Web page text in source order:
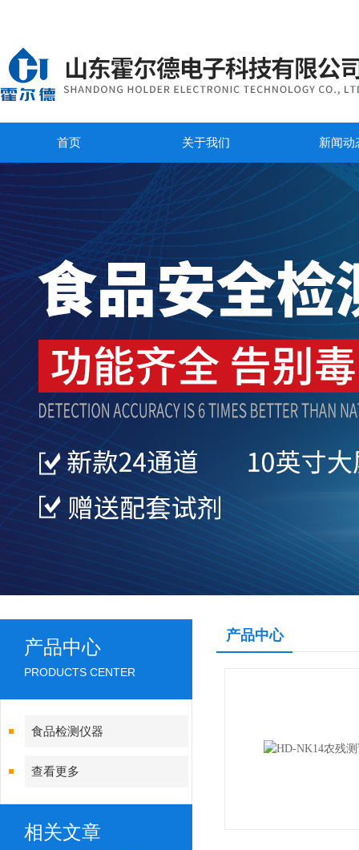
首页 关于我们 新闻动
产品中心
PRODUCTS CENTER
食品检测仪器
查看更多
相关文章
产品中心